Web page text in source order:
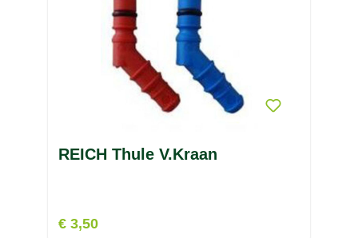
REICH Thule V.Kraan
€ 3,50